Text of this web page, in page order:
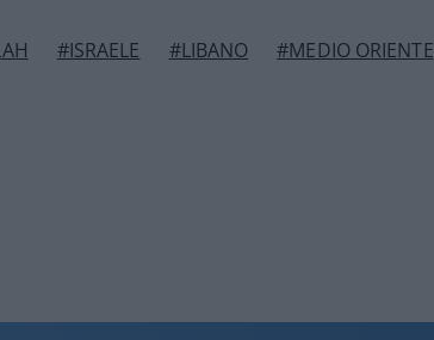
#ISRAELE #LIBANO #MEDIO ORIENTE